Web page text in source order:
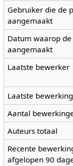
Gebruiker die de
aangemaakt
Datum waarop
aangemaakt
Laatste bewerker
Laatste bewerking
Aantal
Auteurs totaal
Recente
afgelopen 90